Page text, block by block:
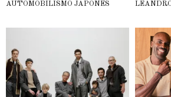
AUTOMOBILISMO JAPONÊS